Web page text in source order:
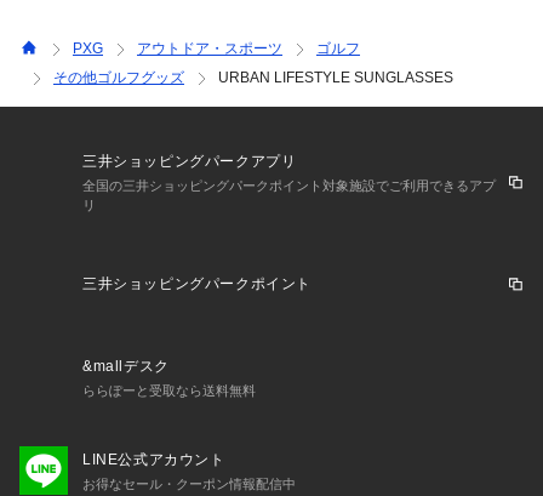
PXG アウトドア・スポーツ
ゴルフ
その他ゴルフグッズ
URBAN LIFESTYLE SUNGLASSES
三井ショッピングパークアプリ
全国の三井ショッピングパークポイント対象施設でご利用できるアプ
リ
三井ショッピングパークポイント
&mallデスク
ららぽーと受取なら送料無料
LINE公式アカウント
お得なセール・クーポン情報配信中